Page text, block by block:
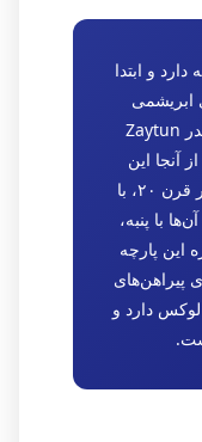
و ابتدا
ابریشمی
استفاده می‌شد. نام ساتن از بندر Zaytun
آنجا این
پارچه‌ها به اروپا صادر می‌شد. در قرن ۲۰، با
با پنبه،
این پارچه
پیراهن‌های
دارد و